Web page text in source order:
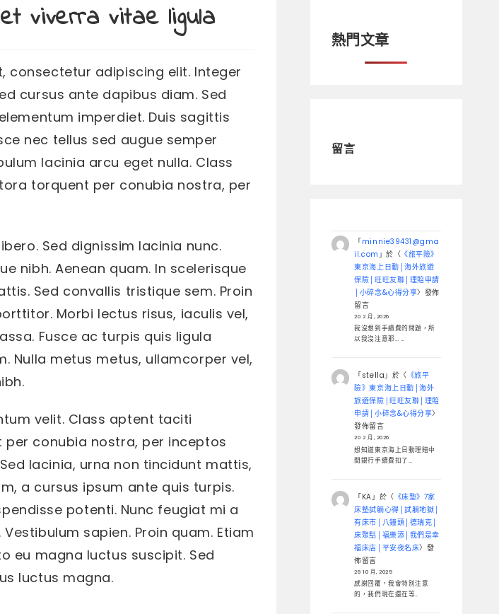
viverra vitae ligula
consectetur adipiscing elit. Integer
cursus ante dapibus diam. Sed
imperdiet. Duis sagittis
nec tellus sed augue semper
lacinia arcu eget nulla. Class
torquent per conubia nostra, per
Sed dignissim lacinia nunc.
nibh. Aenean quam. In scelerisque
Sed convallis tristique sem. Proin
Morbi lectus risus, iaculis vel,
Fusce ac turpis quis ligula
Nulla metus metus, ullamcorper vel,
velit. Class aptent taciti
conubia nostra, per inceptos
lacinia, urna non tincidunt mattis,
a cursus ipsum ante quis turpis.
potenti. Nunc feugiat mi a
sapien. Proin quam. Etiam
eu magna luctus suscipit. Sed
luctus magna.
熱門文章
留言
「minnie39431@gma
il.com 」於〈 《旅平險》
東京海上日動│海外旅遊
保險│旺旺友聯│理賠申請
│小碎念&心得分享〉發佈
留言
20 2 月, 2026
我沒想到手續費的問題，所
以我沒注意耶… …
「stella」於〈 《旅平
險》東京海上日動│海外
旅遊保險│旺旺友聯│理賠
申請│小碎念&心得分享〉
發佈留言
20 2 月, 2026
想知道東京海上日動理賠中
間銀行手續費扣了…
「KA 」於〈 《床墊》7家
床墊試躺心得│試躺地獄│
有床市│八鐘頭│德瑞克│
床聚點│福樂添│我們是幸
福床店│平安夜名床〉發
佈留言
28 10 月, 2025
感謝回覆，我會特別注意
的，我們現在還在等…